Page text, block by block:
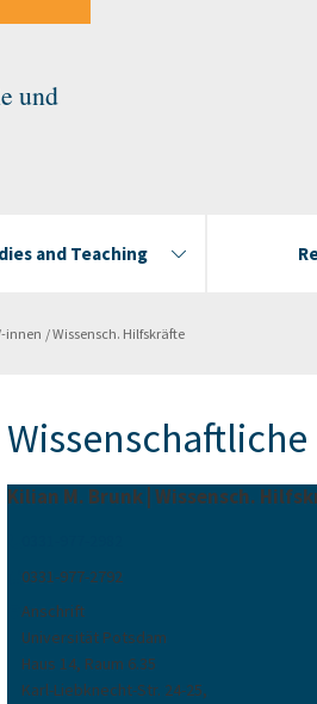
und
and Teaching
innen Wissensch. Hilfskräfte
Kilian M. Brunk | Wissensch.
0331-977-2792
Anschrift
Universität Potsdam
Haus 14, Raum 6.35
Karl-Liebknecht-Str. 24-25,